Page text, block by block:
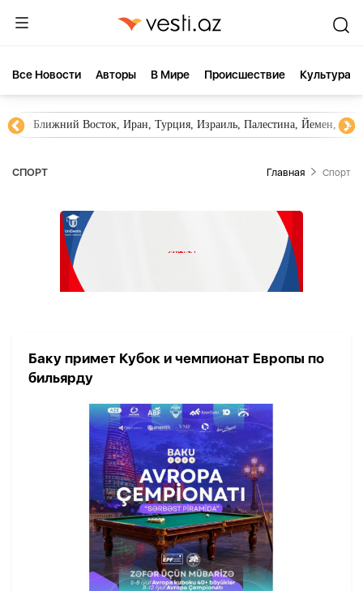
Все Новости Aвторы В Мире Происшествие Культура
Ближний Восток, Иран, Турция, Израиль, Палестина, Йемен,
СПОРТ Главная Спорт
Баку примет Кубок и чемпионат Европы по
бильярду